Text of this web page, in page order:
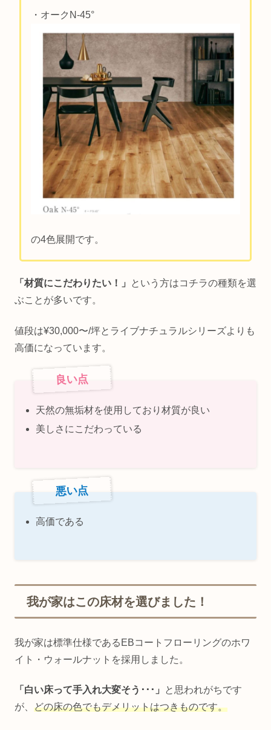
・オークN-45°
の4色展開です。
「材質にこだわりたい！」
という方はコチラの種類を選
ぶことが多いです。
値段は¥30,000〜/坪とライブナチュラルシリーズよりも
高価になっています。
良い点
天然の無垢材を使用しており材質が良い
美しさにこだわっている
悪い点
高価である
我が家はこの床材を選びました！
我が家は標準仕様であるEBコートフローリングのホワ
イト・ウォールナットを採用しました。
「白い床って手入れ大変そう･･･」
と思われがちです
が、 どの床の色でもデメリットはつきものです。